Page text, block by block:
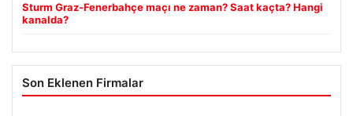
Sturm Graz-Fenerbahçe maçı ne zaman? Saat kaçta? Hangi
kanalda?
Son Eklenen Firmalar